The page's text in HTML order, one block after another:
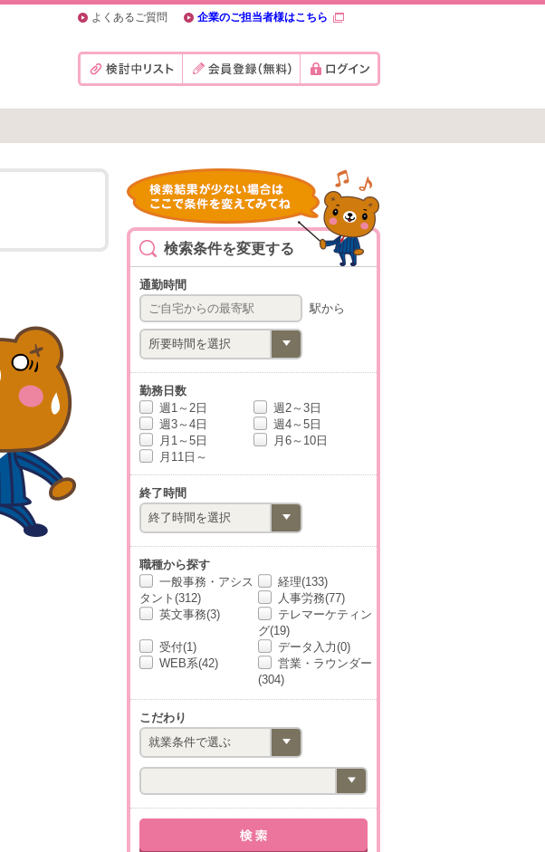
よくあるご質問 企業のご担当者様はこちら
検索条件を変更する
通勤時間
駅から
勤務日数
週1～2日
週2～3日
週3～4日
週4～5日
月1～5日
月6～10日
月11日～
終了時間
職種から探す
一般事務・アシス
タント(312)
経理(133)
人事労務(77)
英文事務(3)
テレマーケティン
グ(19)
受付(1)
データ入力(0)
WEB系(42)
営業・ラウンダー
(304)
こだわり